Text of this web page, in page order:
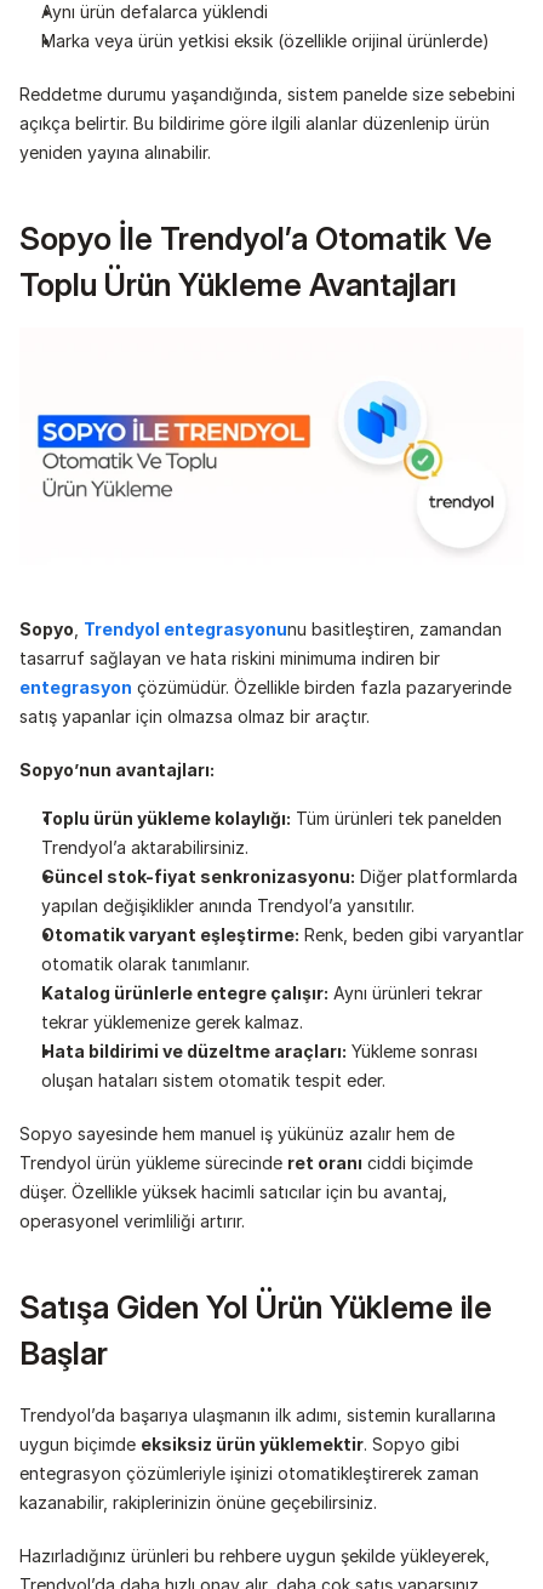
Aynı ürün defalarca yüklendi
Marka veya ürün yetkisi eksik (özellikle orijinal ürünlerde)
Reddetme durumu yaşandığında, sistem panelde size sebebini
açıkça belirtir. Bu bildirime göre ilgili alanlar düzenlenip ürün
yeniden yayına alınabilir.
Sopyo İle Trendyol’a Otomatik Ve
Toplu Ürün Yükleme Avantajları
Sopyo Trendyol entegrasyonunu basitleştiren, zamandan
entegrasyon çözümüdür. Özellikle birden fazla pazaryerinde
satış yapanlar için olmazsa olmaz bir araçtır.
Sopyo’nun avantajları:
Toplu ürün yükleme kolaylığı: Tüm ürünleri tek panelden
Trendyol’a aktarabilirsiniz.
Güncel stok-fiyat senkronizasyonu: Diğer platformlarda
yapılan değişiklikler anında Trendyol’a yansıtılır.
Otomatik varyant eşleştirme: Renk, beden gibi varyantlar
otomatik olarak tanımlanır.
Katalog ürünlerle entegre çalışır: Aynı ürünleri tekrar
tekrar yüklemenize gerek kalmaz.
Hata bildirimi ve düzeltme araçları: Yükleme sonrası
oluşan hataları sistem otomatik tespit eder.
Sopyo sayesinde hem manuel iş yükünüz azalır hem de
Trendyol ürün yükleme sürecinde ret oranı ciddi biçimde
düşer. Özellikle yüksek hacimli satıcılar için bu avantaj,
operasyonel verimliliği artırır.
Satışa Giden Yol Ürün Yükleme ile
Başlar
Trendyol’da başarıya ulaşmanın ilk adımı, sistemin kurallarına
uygun biçimde eksiksiz ürün yüklemektir. Sopyo gibi
entegrasyon çözümleriyle işinizi otomatikleştirerek zaman
kazanabilir, rakiplerinizin önüne geçebilirsiniz.
Hazırladığınız ürünleri bu rehbere uygun şekilde yükleyerek,
Trendyol’da daha hızlı onay alır, daha çok satış yaparsınız.